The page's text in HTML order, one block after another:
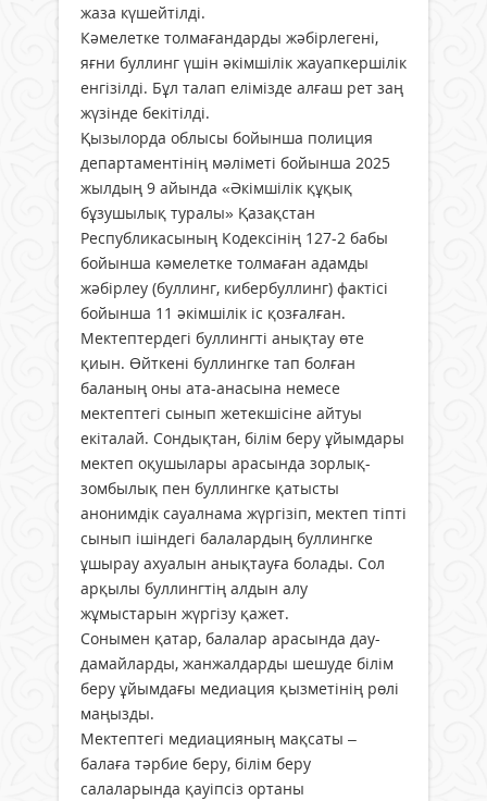
жаза күшейтілді.
Кәмелетке толмағандарды жәбірлегені,
яғни буллинг үшін әкімшілік жауапкершілік
енгізілді. Бұл талап елімізде алғаш рет заң
жүзінде бекітілді.
Қызылорда облысы бойынша полиция
департаментінің мәліметі бойынша 2025
жылдың 9 айында «Әкімшілік құқық
бұзушылық туралы» Қазақстан
Республикасының Кодексінің 127-2 бабы
бойынша кәмелетке толмаған адамды
жәбірлеу (буллинг, кибербуллинг) фактісі
бойынша 11 әкімшілік іс қозғалған.
Мектептердегі буллингті анықтау өте
қиын. Өйткені буллингке тап болған
баланың оны ата-анасына немесе
мектептегі сынып жетекшісіне айтуы
екіталай. Сондықтан, білім беру ұйымдары
мектеп оқушылары арасында зорлық-
зомбылық пен буллингке қатысты
анонимдік сауалнама жүргізіп, мектеп тіпті
сынып ішіндегі балалардың буллингке
ұшырау ахуалын анықтауға болады. Сол
арқылы буллингтің алдын алу
жұмыстарын жүргізу қажет.
Сонымен қатар, балалар арасында дау-
дамайларды, жанжалдарды шешуде білім
беру ұйымдағы медиация қызметінің рөлі
маңызды.
Мектептегі медиацияның мақсаты –
балаға тәрбие беру, білім беру
салаларында қауіпсіз ортаны